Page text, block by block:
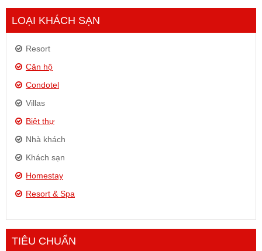
LOẠI KHÁCH SẠN
Resort
Căn hộ
Condotel
Villas
Biệt thự
Nhà khách
Khách sạn
Homestay
Resort & Spa
TIÊU CHUẨN